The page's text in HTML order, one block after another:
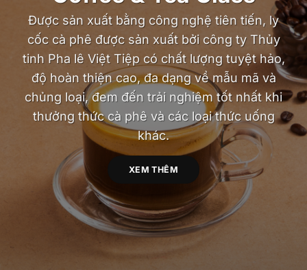
Được sản xuất bằng công nghệ tiên tiến, ly
cốc cà phê được sản xuất bởi công ty Thủy
tinh Pha lê Việt Tiệp có chất lượng tuyệt hảo,
độ hoàn thiện cao, đa dạng về mẫu mã và
chủng loại, đem đến trải nghiệm tốt nhất khi
thưởng thức cà phê và các loại thức uống
khác.
XEM THÊM